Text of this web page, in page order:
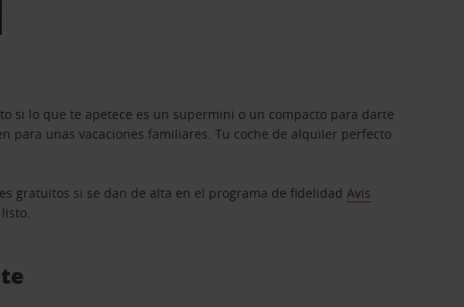
si lo que te apetece es un supermini o un compacto para darte
para unas vacaciones familiares. Tu coche de alquiler perfecto
gratuitos si se dan de alta en el programa de fidelidadAvis